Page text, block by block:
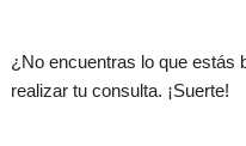
¿No encuentras lo que estás
realizar tu consulta. ¡Suerte!